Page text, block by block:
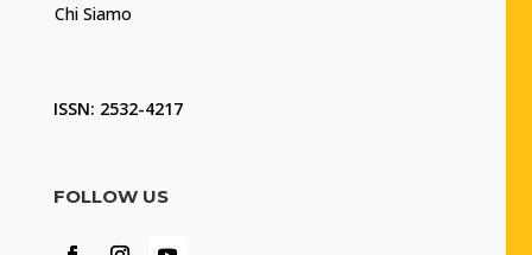
Chi Siamo
ISSN: 2532-4217
FOLLOW US